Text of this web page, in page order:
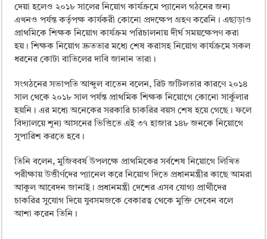
দেয়া হলেও ২০১৮ সালের নিয়োগ কার্যক্রমে প্যানেল গঠনের জন্য
এখনও পর্যন্ত কর্তৃপক্ষ কার্যকরী কোনো প্রদক্ষেপ গ্রহণ করেনি। এছাড়াও
প্রাথমিকে শিক্ষক নিয়োগ কার্যক্রম পরিচালনায় দীর্ঘ সময়ক্ষেপণ করা
হয়। শিক্ষক নিয়োগ দ্রুততার মধ্যে শেষ করাসহ নিয়োগ কার্যক্রমে সকল
ধরনের কোটা বাতিলের দাবি জানান তারা।
সংগঠনের সভাপতি আব্দুল বাতেন বলেন, রিট জটিলতার কারণে ২০১৪
সাল থেকে ২০১৮ সাল পর্যন্ত প্রাথমিক শিক্ষক নিয়োগে কোনো সার্কুলার
হয়নি। এর মধ্যে অনেকের সরকারি চাকরির বয়স শেষ হয়ে গেছে। ফলে
বিদ্যালয়ে শূন্য আসনের ভিত্তিতে এই ৩৭ হাজার ১৪৮ জনকে নিয়োগে
সুপারিশ করতে হবে।
তিনি বলেন, মুজিববর্ষ উপলক্ষে প্রাথমিকের সর্বশেষ নিয়োগে লিখিত
পরীক্ষায় উত্তীর্ণদের প্যানেল করে নিয়োগ দিতে প্রধানমন্ত্রীর কাছে আমরা
আকুল আবেদন জানাই। প্রধানমন্ত্রী দেশের এসব যোগ্য প্রার্থীদের
চাকরির সুযোগ দিয়ে যুবসমজকে বেকারত্ব থেকে মুক্তি দেবেন বলে
আশা করেন তিনি।